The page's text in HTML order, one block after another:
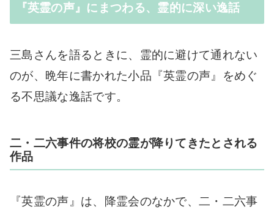
『英霊の声』にまつわる、霊的に深い逸話
三島さんを語るときに、霊的に避けて通れない
のが、晩年に書かれた小品『英霊の声』をめぐ
る不思議な逸話です。
二・二六事件の将校の霊が降りてきたとされる
作品
『英霊の声』は、降霊会のなかで、二・二六事